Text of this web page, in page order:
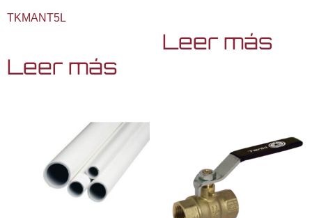
TKMANT5L
Leer más
Leer más